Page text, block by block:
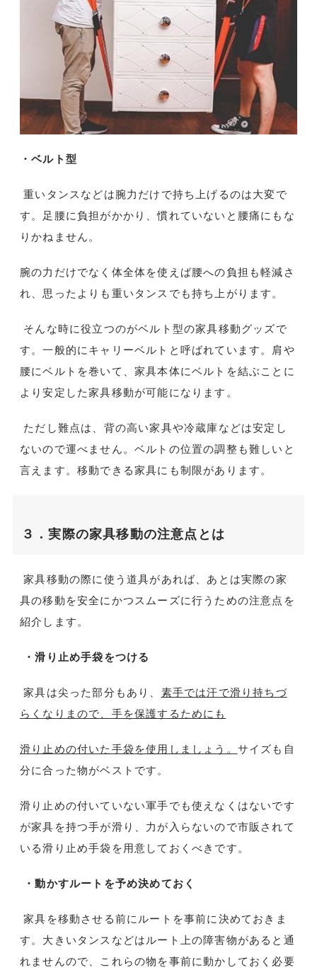
・ベルト型
重いタンスなどは腕力だけで持ち上げるのは大変で
す。足腰に負担がかかり、慣れていないと腰痛にもな
りかねません。
腕の力だけでなく体全体を使えば腰への負担も軽減さ
れ、思ったよりも重いタンスでも持ち上がります。
そんな時に役立つのがベルト型の家具移動グッズで
す。一般的にキャリーベルトと呼ばれています。肩や
腰にベルトを巻いて、家具本体にベルトを結ぶことに
より安定した家具移動が可能になります。
ただし難点は、背の高い家具や冷蔵庫などは安定し
ないので運べません。ベルトの位置の調整も難しいと
言えます。移動できる家具にも制限があります。
３．実際の家具移動の注意点とは
家具移動の際に使う道具があれば、あとは実際の家
具の移動を安全にかつスムーズに行うための注意点を
紹介します。
・滑り止め手袋をつける
家具は尖った部分もあり、 素手では汗で滑り持ちづ
らくなりまので、手を保護するためにも
滑り止めの付いた手袋を使用しましょう。 サイズも自
分に合った物がベストです。
滑り止めの付いていない軍手でも使えなくはないです
が家具を持つ手が滑り、力が入らないので市販されて
いる滑り止め手袋を用意しておくべきです。
・動かすルートを予め決めておく
家具を移動させる前にルートを事前に決めておきま
す。大きいタンスなどはルート上の障害物があると通
れませんので、これらの物を事前に動かしておく必要